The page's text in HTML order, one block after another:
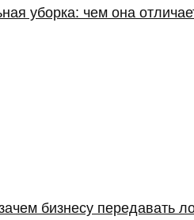
уборка: чем она
бизнесу передавать